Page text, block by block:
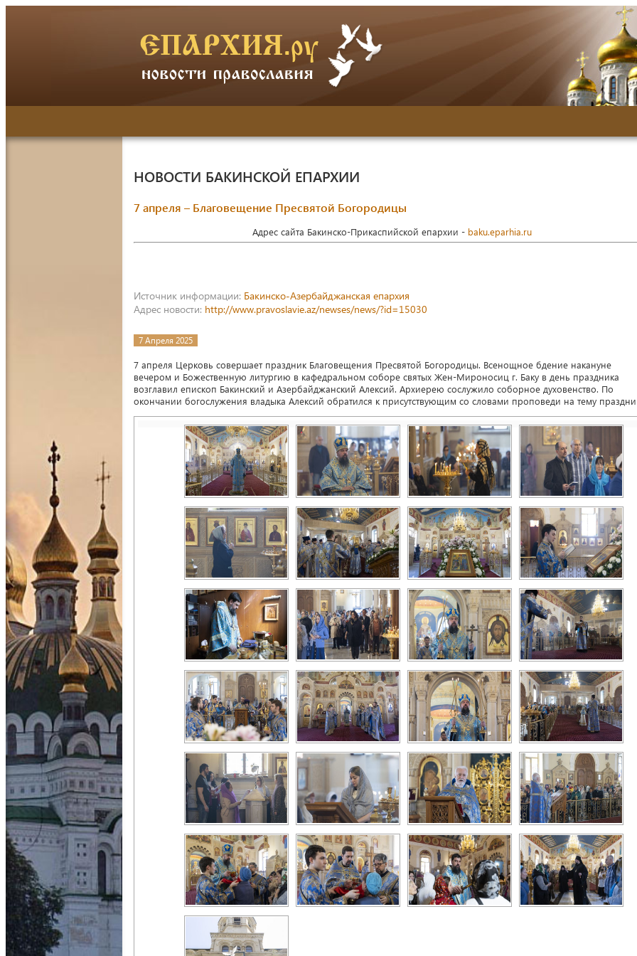
НОВОСТИ БАКИНСКОЙ ЕПАРХИИ
7 апреля – Благовещение Пресвятой Богородицы
Адрес сайта Бакинско-Прикаспийской епархии - baku.eparhia.ru
Источник информации: Бакинско-Азербайджанская епархия
Адрес новости: http://www.pravoslavie.az/newses/news/?id=15030
7 Апреля 2025
7 апреля Церковь совершает праздник Благовещения Пресвятой Богородицы. Всенощное бдение накануне
вечером и Божественную литургию в кафедральном соборе святых Жен-Мироносиц г. Баку в день праздника
возглавил епископ Бакинский и Азербайджанский Алексий. Архиерею сослужило соборное духовенство. По
окончании богослужения владыка Алексий обратился к присутствующим со словами проповеди на тему